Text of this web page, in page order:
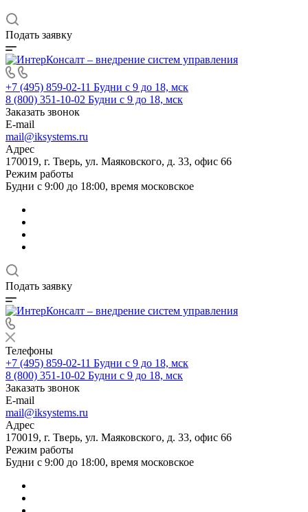
Подать заявку
+7 (495) 859-02-11 Будни с 9 до 18, мск
8 (800) 351-10-02 Будни с 9 до 18, мск
Заказать звонок
E-mail
mail@iksystems.ru
Адрес
170019, г. Тверь, ул. Маяковского, д. 33, офис 66
Режим работы
Будни с 9:00 до 18:00, время московское
Подать заявку
Телефоны
+7 (495) 859-02-11 Будни с 9 до 18, мск
8 (800) 351-10-02 Будни с 9 до 18, мск
Заказать звонок
E-mail
mail@iksystems.ru
Адрес
170019, г. Тверь, ул. Маяковского, д. 33, офис 66
Режим работы
Будни с 9:00 до 18:00, время московское